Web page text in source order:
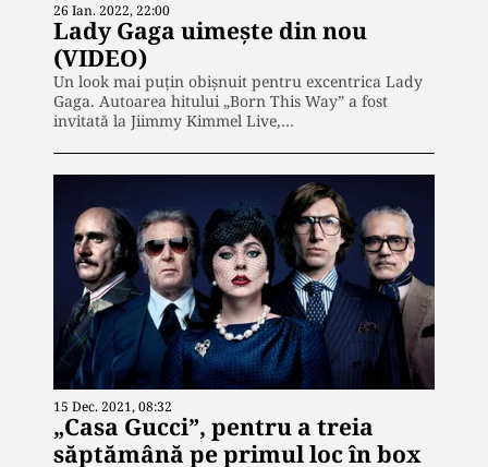
26 Ian. 2022, 22:00
Lady Gaga uimește din nou
(VIDEO)
Un look mai puțin obișnuit pentru excentrica Lady
Gaga. Autoarea hitului „Born This Way” a fost
invitată la Jiimmy Kimmel Live,…
15 Dec. 2021, 08:32
„Casa Gucci”, pentru a treia
săptămână pe primul loc în box